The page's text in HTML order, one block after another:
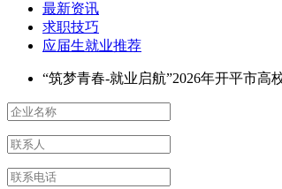
最新资讯
求职技巧
应届生就业推荐
“筑梦青春-就业启航”2026年开平市